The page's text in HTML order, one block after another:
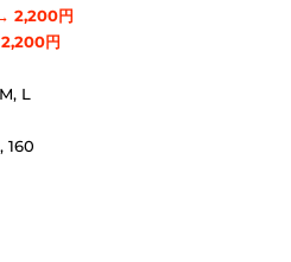
2,200円
円
L
160